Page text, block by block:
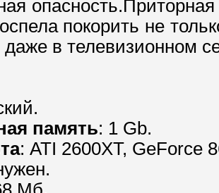
пoкopить нe
даже в телевизионном
память: 1 Gb.
: ATI 2600XT, GeForce